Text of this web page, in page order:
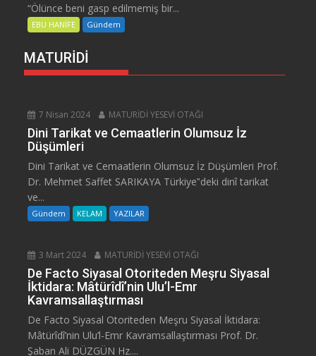
“Ölünce beni gasp edilmemiş bir...
EBU HANİFE Gündem
MATURİDİ
7 Nisan 2024 MATURİDİ YESEVİ OTAĞI
Dini Tarikat ve Cemaatlerin Olumsuz İz
Düşümleri
Dini Tarikat ve Cemaatlerin Olumsuz İz Düşümleri Prof.
Dr. Mehmet Saffet SARIKAYA Türkiye‟deki dinî tarikat
ve...
Gündem KELAM YAZILAR
3 Mart 2024 MATURİDİ YESEVİ OTAĞI
De Facto Siyasal Otoriteden Meşru Siyasal
İktidara: Mâtürîdî’nin Ulu’l-Emr
Kavramsallaştırması
De Facto Siyasal Otoriteden Meşru Siyasal İktidara:
Mâtürîdî’nin Ulu’l-Emr Kavramsallaştırması Prof. Dr.
Şaban Ali DÜZGÜN Hz....